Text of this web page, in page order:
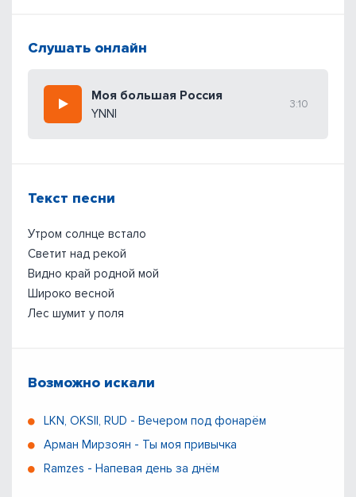
Слушать онлайн
Моя большая Россия
YNNI
3:10
Текст песни
Утром солнце встало
Светит над рекой
Видно край родной мой
Широко весной
Лес шумит у поля
Возможно искали
LKN, OKSII, RUD - Вечером под фонарём
Арман Мирзоян - Ты моя привычка
Ramzes - Напевая день за днём